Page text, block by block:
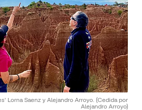
Lorna Saenz y Alejandro Arroyo. (Cedida por
Alejandro Arroyo)